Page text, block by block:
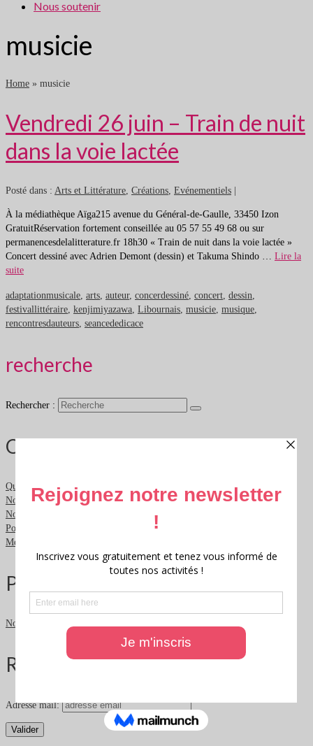
Nous soutenir
musicie
Home » musicie
Vendredi 26 juin – Train de nuit
dans la voie lactée
Posté dans : Arts et Littérature, Créations, Evénementiels
À la médiathèque Aïga215 avenue du Général-de-Gaulle, 33450 Izon
GratuitRéservation fortement conseillée au 05 57 55 49 68 ou sur
permanencesdelalitterature.fr 18h30 « Train de nuit dans la voie lactée »
Concert dessiné avec Adrien Demont (dessin) et Takuma Shindo … Lire la
suite
adaptationmusicale, arts, auteur, concerdessiné, concert, dessin,
festivallittéraire, kenjimiyazawa, Libournais, musicie, musique,
rencontresdauteurs, seancededicace
recherche
Rechercher :
Qui sommes nous ?
Qui sommes nous ?
Nous contacter
Nous soutenir
Politique de confidentialité
Mentions légales
Partenaires
Nos partenaires
Rester informé
Adresse mail: